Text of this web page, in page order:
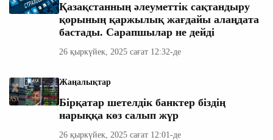
Қазақстанның әлеуметтік сақтандыру
қорының қаржылық жағдайы алаңдата
бастады. Сарапшылар не дейді
26 қыркүйек, 2025 сағат 12:32-де
Жаңалықтар
Бірқатар шетелдік банктер біздің
нарыққа көз салып жүр
26 қыркүйек, 2025 сағат 12:01-де